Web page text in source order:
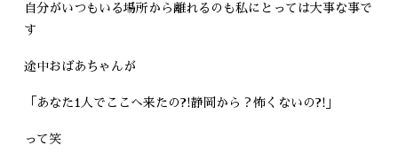
自分がいつもいる場所から離れるのも私にとっては大事な事で
す
途中おばあちゃんが
「あなた1人でここへ来たの?!静岡から？怖くないの?!」
って笑